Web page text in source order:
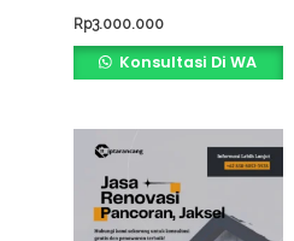
Rp3.000.000
Konsultasi Di WA